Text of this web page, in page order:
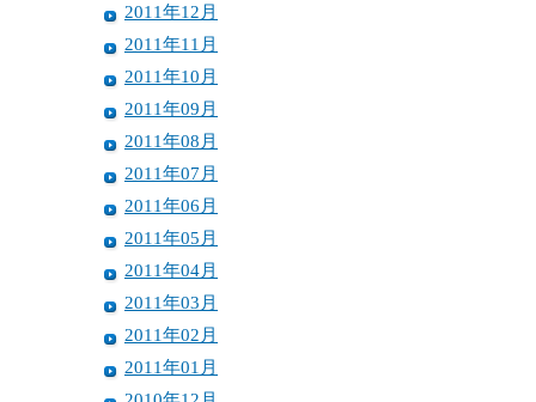
2011年12月
2011年11月
2011年10月
2011年09月
2011年08月
2011年07月
2011年06月
2011年05月
2011年04月
2011年03月
2011年02月
2011年01月